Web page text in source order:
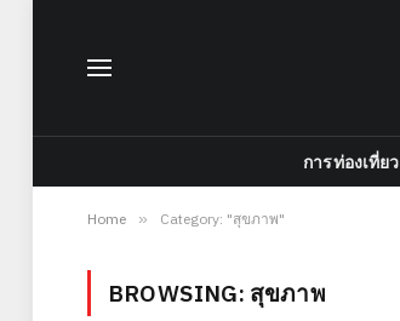
การท่องเที่ยว
Home » Category: "สุขภาพ"
BROWSING: สุขภาพ